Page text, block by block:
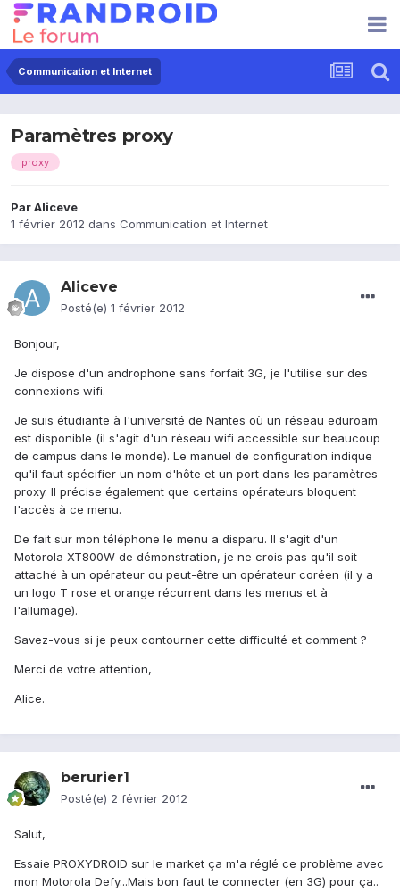
Communication et Internet
Paramètres proxy
proxy
ParAliceve
1 février 2012 dans Communication et Internet
Aliceve
Posté(e) 1 février 2012
Bonjour,
Je dispose d'un androphone sans forfait 3G, je l'utilise sur des
connexions wifi.
Je suis étudiante à l'université de Nantes où un réseau eduroam
est disponible (il s'agit d'un réseau wifi accessible sur beaucoup
de campus dans le monde). Le manuel de configuration indique
qu'il faut spécifier un nom d'hôte et un port dans les paramètres
proxy. Il précise également que certains opérateurs bloquent
l'accès à ce menu.
De fait sur mon téléphone le menu a disparu. Il s'agit d'un
Motorola XT800W de démonstration, je ne crois pas qu'il soit
attaché à un opérateur ou peut-être un opérateur coréen (il y a
un logo T rose et orange récurrent dans les menus et à
l'allumage).
Savez-vous si je peux contourner cette difficulté et comment ?
Merci de votre attention,
Alice.
berurier1
Posté(e) 2 février 2012
Salut,
Essaie PROXYDROID sur le market ça m'a réglé ce problème avec
mon Motorola Defy...Mais bon faut te connecter (en 3G) pour ça..